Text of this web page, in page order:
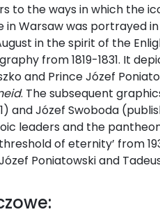
to the ways in which the
in Warsaw was portrayed
in the spirit of the
from 1819-1831. It
and Prince Józef
. The subsequent
and Józef Swoboda
leaders and the
of eternity’ from
Poniatowski and